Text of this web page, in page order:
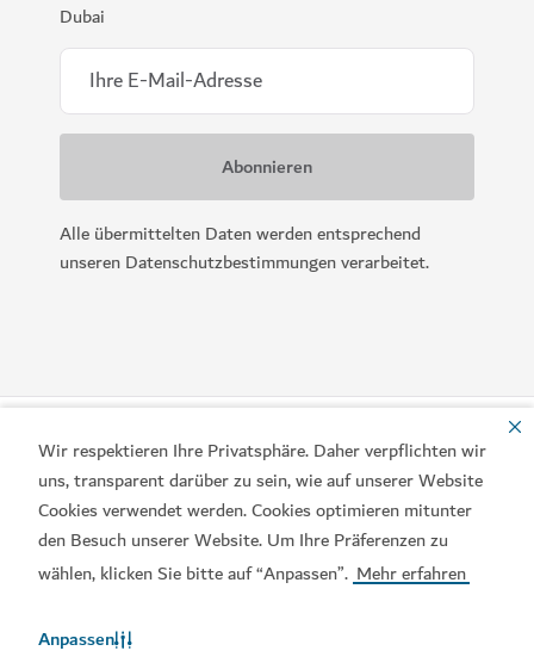
Wir respektieren Ihre Privatsphäre. Daher verpflichten wir
uns, transparent darüber zu sein, wie auf unserer Website
Cookies verwendet werden. Cookies optimieren mitunter
den Besuch unserer Website. Um Ihre Präferenzen zu
wählen, klicken Sie bitte auf “Anpassen”. Mehr erfahren
Anpassen
Dubai
Alle übermittelten Daten werden entsprechend
unseren Datenschutzbestimmungen verarbeitet.
Beliebte Links